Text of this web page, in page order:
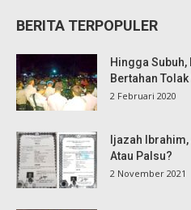
BERITA TERPOPULER
Hingga Subuh,
Bertahan
2 Februari 2020
Ijazah
Atau Palsu?
2 November 2021